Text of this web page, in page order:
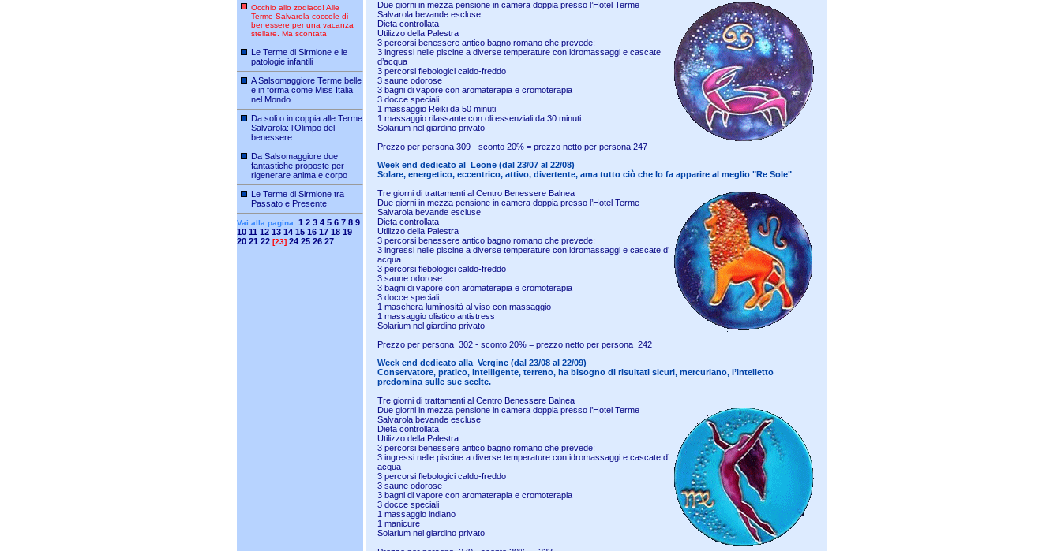
Occhio allo zodiaco! Alle
Terme Salvarola coccole di
benessere per una vacanza
stellare. Ma scontata
Le Terme di Sirmione e le
patologie infantili
A Salsomaggiore Terme belle
e in forma come Miss Italia
nel Mondo
Da soli o in coppia alle Terme
Salvarola: l’Olimpo del
benessere
Da Salsomaggiore due
fantastiche proposte per
rigenerare anima e corpo
Le Terme di Sirmione tra
Passato e Presente
Vai alla pagina: 1 2 3 4 5 6 7 8 9
10 11 12 13 14 15 16 17 18 19
20 21 22 [23] 24 25 26 27
Due giorni in mezza pensione in camera doppia presso l’Hotel Terme
Salvarola bevande escluse
Dieta controllata
Utilizzo della Palestra
3 percorsi benessere antico bagno romano che prevede:
3 ingressi nelle piscine a diverse temperature con idromassaggi e cascate
d’acqua
3 percorsi flebologici caldo-freddo
3 saune odorose
3 bagni di vapore con aromaterapia e cromoterapia
3 docce speciali
1 massaggio Reiki da 50 minuti
1 massaggio rilassante con oli essenziali da 30 minuti
Solarium nel giardino privato
Prezzo per persona 309 - sconto 20% = prezzo netto per persona 247
Week end dedicato al Leone (dal 23/07 al 22/08)
Solare, energetico, eccentrico, attivo, divertente, ama tutto ciò che lo fa apparire al meglio "Re Sole"
Tre giorni di trattamenti al Centro Benessere Balnea
Due giorni in mezza pensione in camera doppia presso l’Hotel Terme
Salvarola bevande escluse
Dieta controllata
Utilizzo della Palestra
3 percorsi benessere antico bagno romano che prevede:
3 ingressi nelle piscine a diverse temperature con idromassaggi e cascate d’
acqua
3 percorsi flebologici caldo-freddo
3 saune odorose
3 bagni di vapore con aromaterapia e cromoterapia
3 docce speciali
1 maschera luminosità al viso con massaggio
1 massaggio olistico antistress
Solarium nel giardino privato
Prezzo per persona 302 - sconto 20% = prezzo netto per persona 242
Week end dedicato alla Vergine (dal 23/08 al 22/09)
Conservatore, pratico, intelligente, terreno, ha bisogno di risultati sicuri, mercuriano, l’intelletto
predomina sulle sue scelte.
Tre giorni di trattamenti al Centro Benessere Balnea
Due giorni in mezza pensione in camera doppia presso l’Hotel Terme
Salvarola bevande escluse
Dieta controllata
Utilizzo della Palestra
3 percorsi benessere antico bagno romano che prevede:
3 ingressi nelle piscine a diverse temperature con idromassaggi e cascate d’
acqua
3 percorsi flebologici caldo-freddo
3 saune odorose
3 bagni di vapore con aromaterapia e cromoterapia
3 docce speciali
1 massaggio indiano
1 manicure
Solarium nel giardino privato